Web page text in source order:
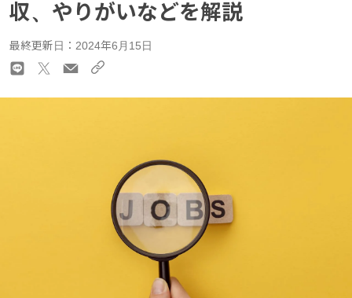
収、やりがいなどを解説
最終更新日：2024年6月15日